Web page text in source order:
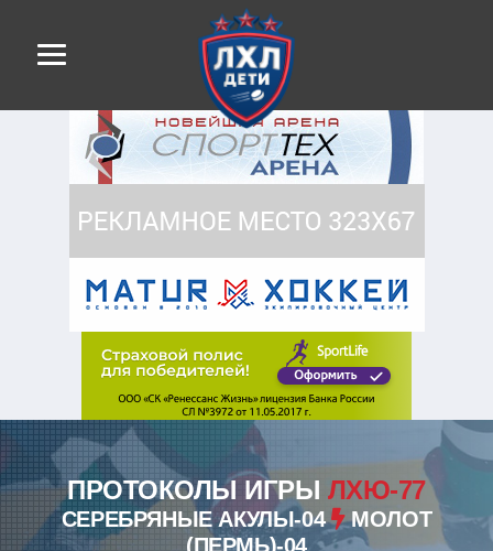
ПРОТОКОЛЫ ИГРЫ ЛХЮ-77
СЕРЕБРЯНЫЕ АКУЛЫ-04
МОЛОТ
(ПЕРМЬ)-04